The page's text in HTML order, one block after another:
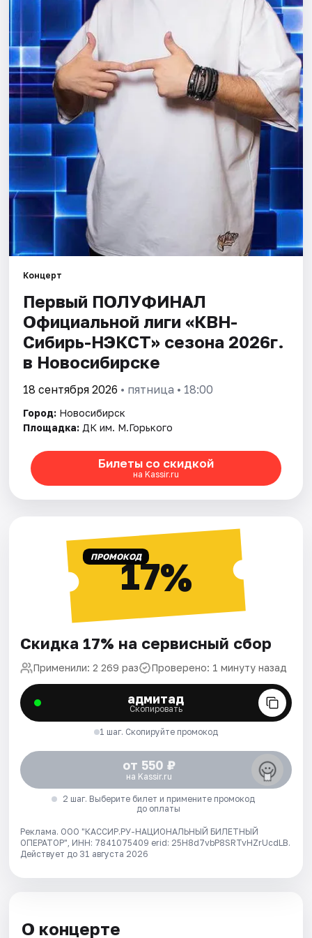
Города
Площадки
Артисты
Рейтинги
Концерт
Первый ПОЛУФИНАЛ
Официальной лиги «КВН-
Сибирь-НЭКСТ» сезона 2026г.
в Новосибирске
18 сентября 2026 • пятница • 18:00
Город: Новосибирск
Площадка: ДК им. М.Горького
Билеты со скидкой
на Kassir.ru
ПРОМОКОД17%
Скидка 17% на сервисный сбор
Применили: 2 269 раз Проверено: 1 минуту назад
адмитад
Скопировать
1 шаг. Скопируйте промокод
от 550 ₽
на Kassir.ru
2 шаг. Выберите билет и примените промокод
до оплаты
Реклама. ООО "КАССИР.РУ-НАЦИОНАЛЬНЫЙ БИЛЕТНЫЙ
ОПЕРАТОР", ИНН: 7841075409 erid: 25H8d7vbP8SRTvHZrUcdLB.
Действует до 31 августа 2026
О концерте